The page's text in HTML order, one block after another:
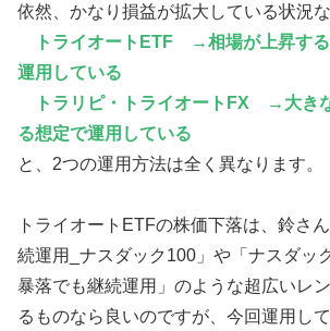
依然、かなり損益が拡大している状況
トライオートETF →相場が上昇する
運用している
トラリピ・トライオートFX →大き
る想定で運用している
と、2つの運用方法は全く異なります。
トライオートETFの株価下落は、鈴さ
続運用_ナスダック100」や「ナスダッ
暴落でも継続運用」のような超広いレ
るものなら良いのですが、今回運用し